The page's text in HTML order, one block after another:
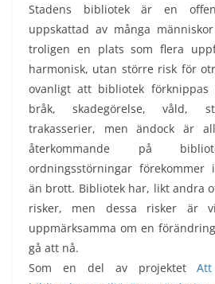
Stadens bibliotek är en
uppskattad av många
troligen en plats som flera
harmonisk, utan större risk för
ovanligt att bibliotek förknippas
bråk, skadegörelse, våld,
trakasserier, men ändock är
återkommande på
ordningsstörningar
än brott. Bibliotek har, likt andra
risker, men dessa risker är
uppmärksamma om en
gå att nå.
Som en del av projektet